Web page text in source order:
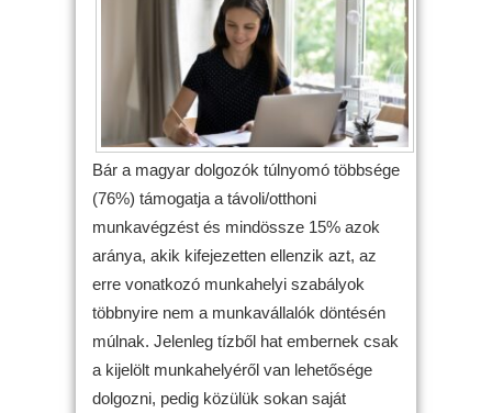
Bár a magyar dolgozók túlnyomó többsége
(76%) támogatja a távoli/otthoni
munkavégzést és mindössze 15% azok
aránya, akik kifejezetten ellenzik azt, az
erre vonatkozó munkahelyi szabályok
többnyire nem a munkavállalók döntésén
múlnak. Jelenleg tízből hat embernek csak
a kijelölt munkahelyéről van lehetősége
dolgozni, pedig közülük sokan saját